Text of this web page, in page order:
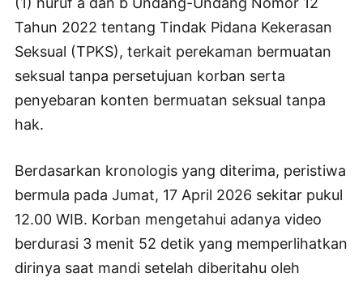
Tahun 2022 tentang Tindak Pidana Kekerasan
Seksual (TPKS), terkait perekaman bermuatan
seksual tanpa persetujuan korban serta
penyebaran konten bermuatan seksual tanpa
hak.
Berdasarkan kronologis yang diterima, peristiwa
bermula pada Jumat, 17 April 2026 sekitar pukul
12.00 WIB. Korban mengetahui adanya video
berdurasi 3 menit 52 detik yang memperlihatkan
dirinya saat mandi setelah diberitahu oleh